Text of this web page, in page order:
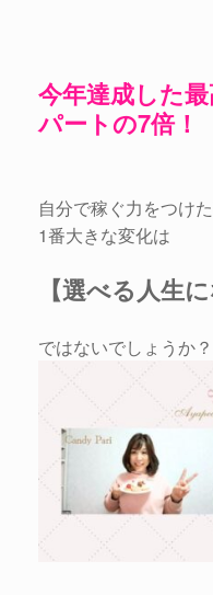
今年達成した
パートの7倍！
自分で稼ぐ力をつけ
1番大きな変化は
【選べる人生
ではないでしょうか？